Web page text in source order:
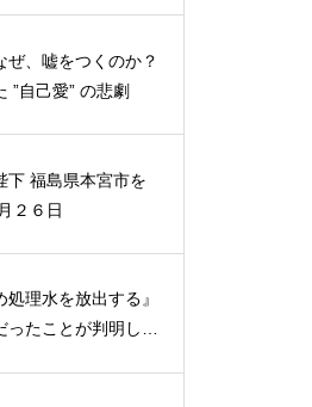
ぜ、嘘をつくのか？
”自己愛” の悲劇
下 福島県本宮市を
２６日
処理水を放出する』
ったことが判明し